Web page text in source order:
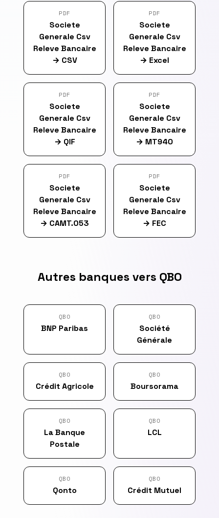
PDF
Societe
Generale Csv
Releve Bancaire
→ CSV
PDF
Societe
Generale Csv
Releve Bancaire
→ Excel
PDF
Societe
Generale Csv
Releve Bancaire
→ QIF
PDF
Societe
Generale Csv
Releve Bancaire
→ MT940
PDF
Societe
Generale Csv
Releve Bancaire
→ CAMT.053
PDF
Societe
Generale Csv
Releve Bancaire
→ FEC
Autres banques vers QBO
QBO
BNP Paribas
QBO
Société
Générale
QBO
Crédit Agricole
QBO
Boursorama
QBO
La Banque
Postale
QBO
LCL
QBO
Qonto
QBO
Crédit Mutuel